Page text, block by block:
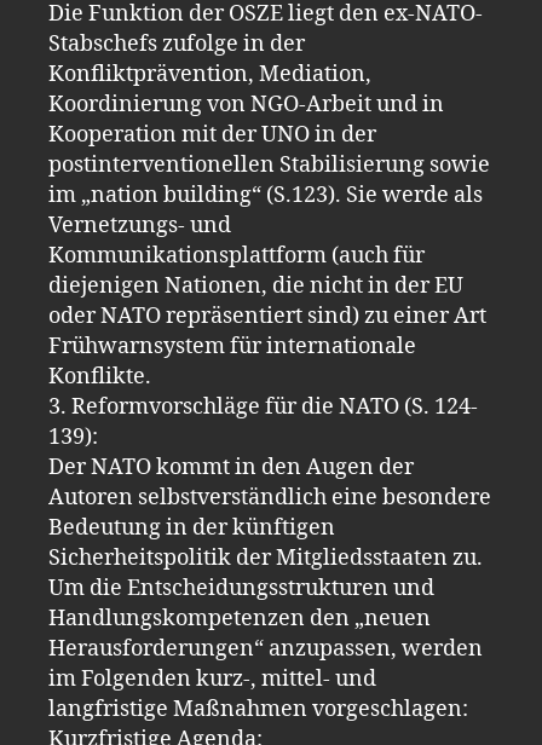
Die Funktion der OSZE liegt den ex-NATO-
Stabschefs zufolge in der
Konfliktprävention, Mediation,
Koordinierung von NGO-Arbeit und in
Kooperation mit der UNO in der
postinterventionellen Stabilisierung sowie
im „nation building“ (S.123). Sie werde als
Vernetzungs- und
Kommunikationsplattform (auch für
diejenigen Nationen, die nicht in der EU
oder NATO repräsentiert sind) zu einer Art
Frühwarnsystem für internationale
Konflikte.
3. Reformvorschläge für die NATO (S. 124-
139):
Der NATO kommt in den Augen der
Autoren selbstverständlich eine besondere
Bedeutung in der künftigen
Sicherheitspolitik der Mitgliedsstaaten zu.
Um die Entscheidungsstrukturen und
Handlungskompetenzen den „neuen
Herausforderungen“ anzupassen, werden
im Folgenden kurz-, mittel- und
langfristige Maßnahmen vorgeschlagen:
Kurzfristige Agenda: